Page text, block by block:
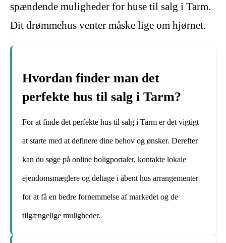
spændende muligheder for huse til salg i Tarm.
Dit drømmehus venter måske lige om hjørnet.
Hvordan finder man det
perfekte hus til salg i Tarm?
For at finde det perfekte hus til salg i Tarm er det vigtigt
at starte med at definere dine behov og ønsker. Derefter
kan du søge på online boligportaler, kontakte lokale
ejendomsmæglere og deltage i åbent hus arrangementer
for at få en bedre fornemmelse af markedet og de
tilgængelige muligheder.